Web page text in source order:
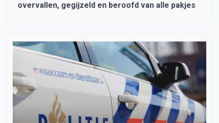
overvallen, gegijzeld en beroofd van alle pakjes